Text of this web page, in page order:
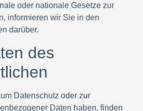
oder nationale Gesetze zur
informieren wir Sie in den
darüber.
des
Datenschutz oder zur
Daten haben, finden